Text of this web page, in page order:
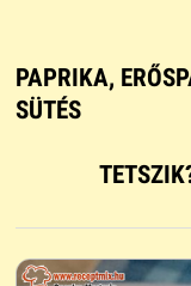
PAPRIKA,
SÜTÉS